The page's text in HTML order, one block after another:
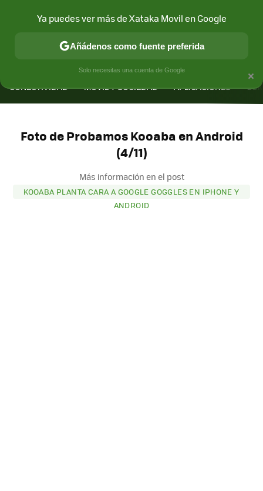
CONECTIVIDAD MÓVIL Y SOCIEDAD APLICACIONES
Foto de Probamos Kooaba en Android
(4/11)
Más información en el post
KOOABA PLANTA CARA A GOOGLE GOGGLES EN IPHONE Y
ANDROID
×
Ya puedes ver más de Xataka Movil en Google
Añádenos como fuente preferida
Solo necesitas una cuenta de Google